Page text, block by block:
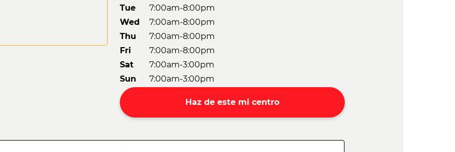
Tue
7:00am-8:00pm
Wed
7:00am-8:00pm
Thu
7:00am-8:00pm
Fri
7:00am-8:00pm
Sat
7:00am-3:00pm
Sun
7:00am-3:00pm
Haz de este mi centro